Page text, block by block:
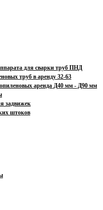
для сварки труб ПНД
труб в аренду 32-63
аренда Д40 мм - Д90 мм
задвижек
штоков